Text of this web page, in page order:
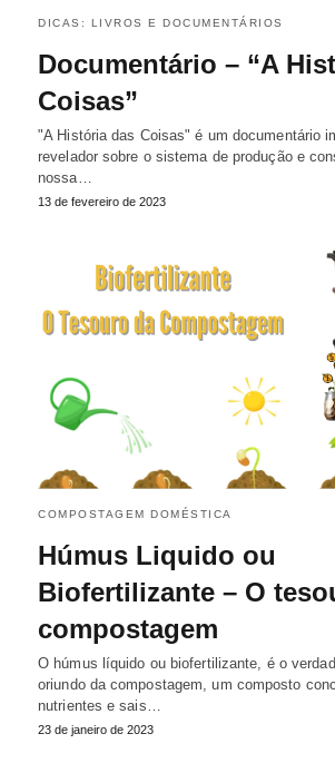
DICAS: LIVROS E DOCUMENTÁRIOS
Documentário – “A
Coisas”
"A História das Coisas" é um documentário
revelador sobre o sistema de produção e
nossa…
13 de fevereiro de 2023
COMPOSTAGEM DOMÉSTICA
Húmus Liquido ou
Biofertilizante – O
compostagem
O húmus líquido ou biofertilizante, é o
oriundo da compostagem, um composto
nutrientes e sais…
23 de janeiro de 2023